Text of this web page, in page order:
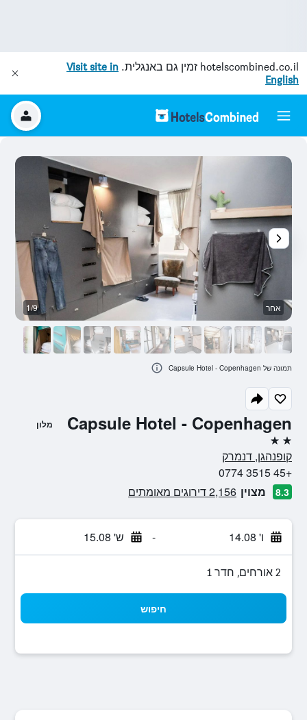
hotelscombined.co.il זמין גם באנגלית. Visit site in
English
Capsule Hotel - Copenhagen מלון
2 כוכבים
קופנהגן, דנמרק
+45 3515 0774
8.3 מצוין 2,156 דירוגים מאומתים
ו' 14.08 - ש' 15.08
2 אורחים, חדר 1
חיפוש
אחר 1/9
תמונה של Capsule Hotel - Copenhagen